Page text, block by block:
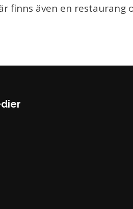
finns även en restaurang